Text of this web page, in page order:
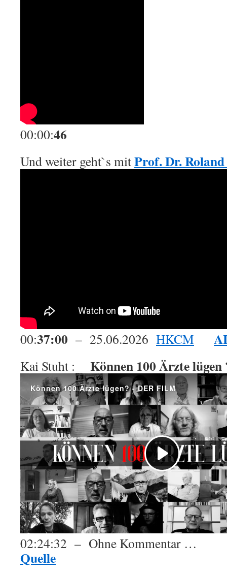
00:00:46
Und weiter geht`s mitProf. Dr.
00:37:00 – 25.06.2026 HKCM
Kai Stuht : Können 100 Ärzte lügen
02:24:32 – Ohne Kommentar …
Quelle